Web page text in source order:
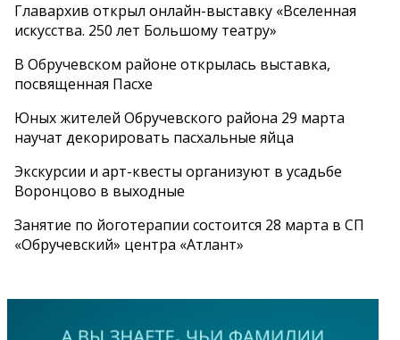
Главархив открыл онлайн-выставку «Вселенная
искусства. 250 лет Большому театру»
В Обручевском районе открылась выставка,
посвященная Пасхе
Юных жителей Обручевского района 29 марта
научат декорировать пасхальные яйца
Экскурсии и арт-квесты организуют в усадьбе
Воронцово в выходные
Занятие по йоготерапии состоится 28 марта в СП
«Обручевский» центра «Атлант»